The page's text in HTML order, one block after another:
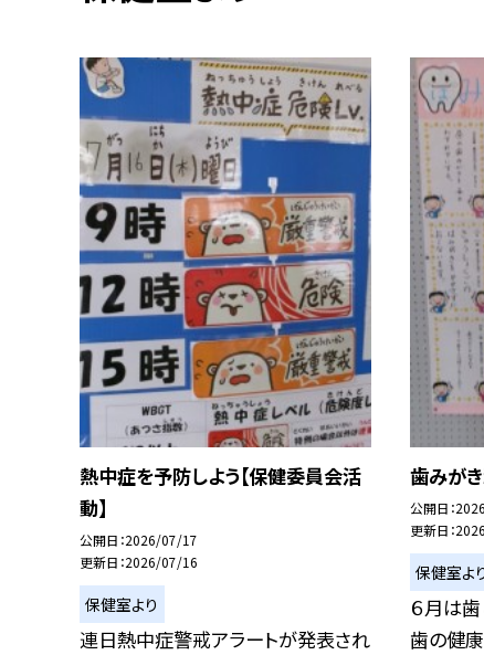
熱中症を予防しよう【保健委員会活
動】
公開日 2026/07/17
更新日 2026/07/16
保健室より
連日熱中症警戒アラートが発表され
歯みが
公開日
更新日
保健室よ
６月は
歯の健